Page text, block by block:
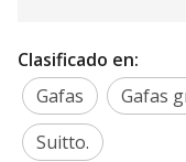
Clasificado en:
Gafas
Gafas
Suitto.